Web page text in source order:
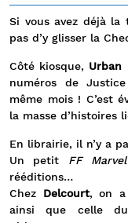
Si vous avez déjà la
pas d’y glisser la
Côté kiosque, Urban
numéros de
même mois ! C’est
la masse d’histoires
En librairie, il n’y a
Un petit FF
rééditions…
Chez Delcourt, on a
ainsi que celle